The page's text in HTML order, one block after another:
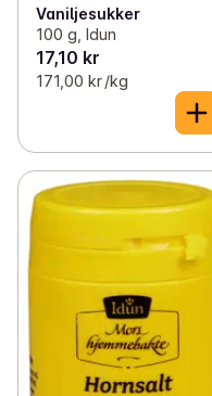
Vaniljesukker
100 g, Idun
17,10 kr
171,00 kr /kg